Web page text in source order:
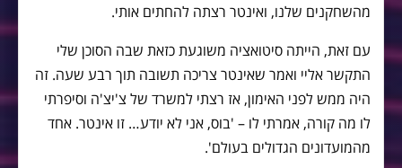
מהשחקנים שלנו, ואינטר רצתה להחתים אותי.
עם זאת, הייתה סיטואציה משוגעת כזאת שבה הסוכן שלי
התקשר אליי ואמר שאינטר צריכה תשובה תוך רבע שעה. זה
היה ממש לפני האימון, אז רצתי למשרד של צ'יצ'ה וסיפרתי
לו מה קורה, אמרתי לו – 'בוס, אני לא יודע… זו אינטר. אחד
מהמועדונים הגדולים בעולם'.